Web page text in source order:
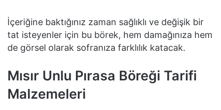
İçeriğine baktığınız zaman sağlıklı ve değişik bir
tat isteyenler için bu börek, hem damağınıza hem
de görsel olarak sofranıza farklılık katacak.
Mısır Unlu Pırasa Böreği Tarifi
Malzemeleri